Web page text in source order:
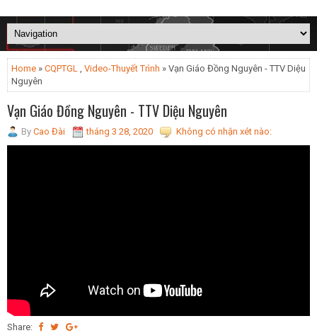
Home » CQPTGL , Video-Thuyết Trình » Vạn Giáo Đồng Nguyên - TTV Diệu
Nguyên
Vạn Giáo Đồng Nguyên - TTV Diệu Nguyên
By Cao Đài tháng 3 28, 2020 Không có nhận xét nào:
Share: